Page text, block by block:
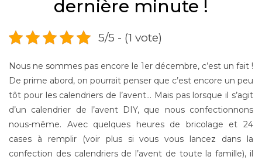
dernière minute !
5/5 - (1 vote)
Nous ne sommes pas encore le 1er décembre, c’est un fait !
De prime abord, on pourrait penser que c’est encore un peu
tôt pour les calendriers de l’avent… Mais pas lorsque il s’agit
d’un calendrier de l’avent DIY, que nous confectionnons
nous-même. Avec quelques heures de bricolage et 24
cases à remplir (voir plus si vous vous lancez dans la
confection des calendriers de l’avent de toute la famille), il